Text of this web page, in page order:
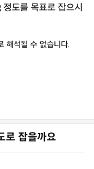
도를 목표로 잡으시
해석될 수 없습니다.
로 잡을까요